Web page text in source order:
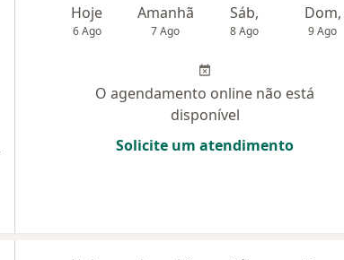
Hoje
6 Ago
Amanhã
7 Ago
Sáb,
8 Ago
Dom,
9 Ago
O agendamento online não está
disponível
Solicite um atendimento